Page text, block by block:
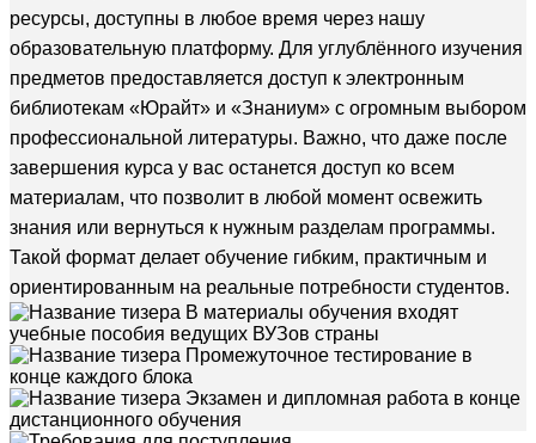
ресурсы, доступны в любое время через нашу
образовательную платформу. Для углублённого изучения
предметов предоставляется доступ к электронным
библиотекам «Юрайт» и «Знаниум» с огромным выбором
профессиональной литературы. Важно, что даже после
завершения курса у вас останется доступ ко всем
материалам, что позволит в любой момент освежить
знания или вернуться к нужным разделам программы.
Такой формат делает обучение гибким, практичным и
ориентированным на реальные потребности студентов.
В материалы обучения входят
учебные пособия ведущих ВУЗов страны
Промежуточное тестирование в
конце каждого блока
Экзамен и дипломная работа в конце
дистанционного обучения